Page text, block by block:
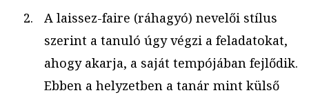
A laissez-faire (ráhagyó) nevelői stílus
szerint a tanuló úgy végzi a feladatokat,
ahogy akarja, a saját tempójában fejlődik.
Ebben a helyzetben a tanár mint külső